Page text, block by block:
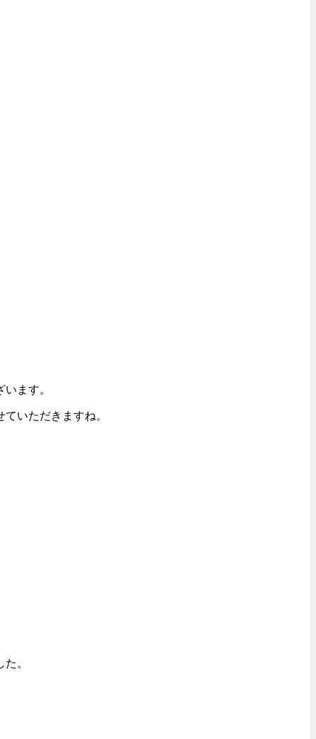
ます。
いただきますね。
。